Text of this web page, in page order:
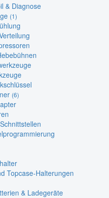
& Diagnose
(1)
(6)
Topcase-Halterungen
& Ladegeräte